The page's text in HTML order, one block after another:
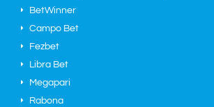
BetWinner
Campo Bet
Fezbet
Libra Bet
Megapari
Rabona